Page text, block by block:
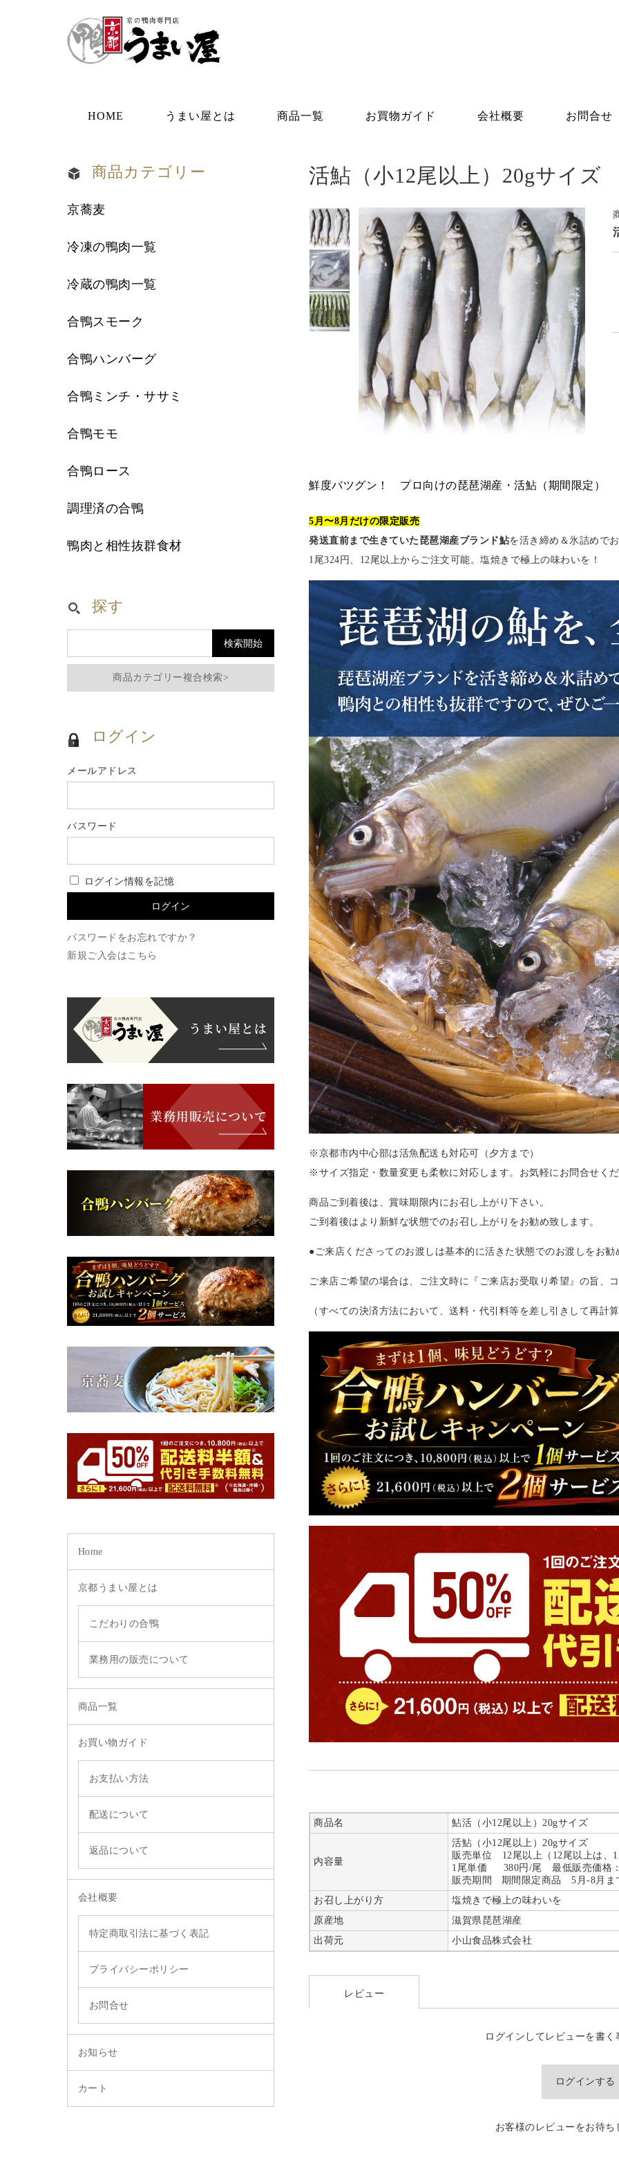
HOME うまい屋とは 商品一覧 お買物ガイド 会社概要 お問合せ
活鮎（小12尾以上）20gサイズ
鮮度バツグン！ プロ向けの琵琶湖産・活鮎（期間限定）
5月〜8月だけの限定販売
発送直前まで生きていた琵琶湖産ブランド鮎を活き締め＆氷詰めで
1尾324円、12尾以上からご注文可能。塩焼きで極上の味わいを！
※京都市内中心部は活魚配送も対応可（夕方まで）
※サイズ指定・数量変更も柔軟に対応します。お気軽にお問合せく
商品ご到着後は、賞味期限内にお召し上がり下さい。
ご到着後はより新鮮な状態でのお召し上がりをお勧め致します。
●ご来店くださってのお渡しは基本的に活きた状態でのお渡しをお勧
ご来店ご希望の場合は、ご注文時に『ご来店お受取り希望』の旨、
（すべての決済方法において、送料・代引料等を差し引きして再計
商品名 鮎活（小12尾以上）20gサイズ
内容量
活鮎（小12尾以上）20gサイズ
販売単位 12尾以上（12尾以上は、
1尾単価 380円/尾 最低販売価格
販売期間 期間限定商品 5月-8月ま
お召し上がり方
塩焼きで極上の味わいを
原産地
滋賀県琵琶湖産
出荷元
小山食品株式会社
レビュー
ログインしてレビューを書く
ログインする
お客様のレビューをお待ち
商品カテゴリー
京蕎麦
冷凍の鴨肉一覧
冷蔵の鴨肉一覧
合鴨スモーク
合鴨ハンバーグ
合鴨ミンチ・ササミ
合鴨モモ
合鴨ロース
調理済の合鴨
鴨肉と相性抜群食材
探す
商品カテゴリー複合検索>
ログイン
メールアドレス
パスワード
ログイン情報を記憶
パスワードをお忘れですか？
新規ご入会はこちら
Home
京都うまい屋とは
こだわりの合鴨
業務用の販売について
商品一覧
お買い物ガイド
お支払い方法
配送について
返品について
会社概要
特定商取引法に基づく表記
プライバシーポリシー
お問合せ
お知らせ
カート